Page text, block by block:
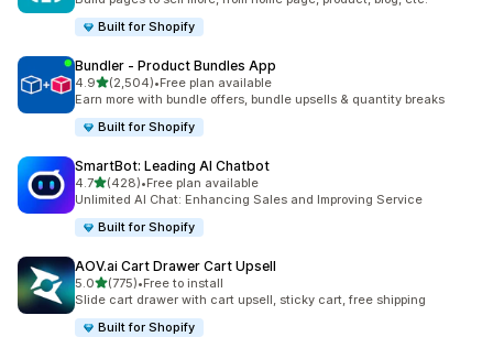
Built for Shopify
Bundler ‑ Product Bundles App
4.95つ星中
(2,504)
合計レビュー数：2504件
•Free plan available
Earn more with bundle offers, bundle upsells & quantity breaks
Built for Shopify
SmartBot: Leading AI Chatbot
4.75つ星中
(428)
合計レビュー数：428件
•Free plan available
Unlimited AI Chat: Enhancing Sales and Improving Service
Built for Shopify
AOV.ai Cart Drawer Cart Upsell
5.05つ星中
(775)
合計レビュー数：775件
•Free to install
Slide cart drawer with cart upsell, sticky cart, free shipping
Built for Shopify